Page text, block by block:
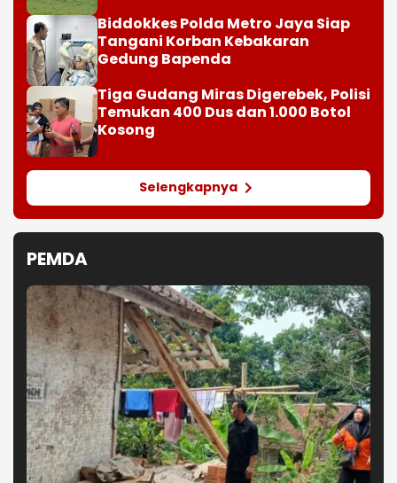
Biddokkes Polda Metro Jaya Siap
Tangani Korban Kebakaran
Gedung Bapenda
Tiga Gudang Miras Digerebek, Polisi
Temukan 400 Dus dan 1.000 Botol
Kosong
Selengkapnya
PEMDA